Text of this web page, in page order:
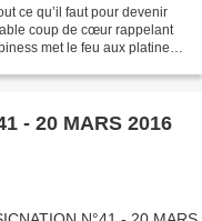
ce qu’il faut pour devenir
coup de cœur rappelant
met le feu aux platines.
- 20 MARS 2016